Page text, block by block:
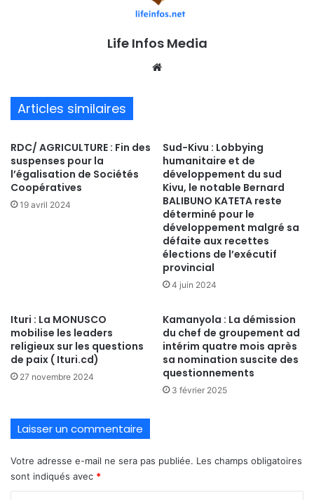
Life Infos Media
Articles similaires
RDC/ AGRICULTURE : Fin des
suspenses pour la
l’égalisation de Sociétés
Coopératives
19 avril 2024
Sud-Kivu : Lobbying
humanitaire et de
développement du sud
Kivu, le notable Bernard
BALIBUNO KATETA reste
déterminé pour le
développement malgré sa
défaite aux recettes
élections de l’exécutif
provincial
4 juin 2024
Ituri : La MONUSCO
mobilise les leaders
religieux sur les questions
de paix ( Ituri.cd)
27 novembre 2024
Kamanyola : La démission
du chef de groupement ad
intérim quatre mois après
sa nomination suscite des
questionnements
3 février 2025
Laisser un commentaire
Votre adresse e-mail ne sera pas publiée. Les champs obligatoires
sont indiqués avec *